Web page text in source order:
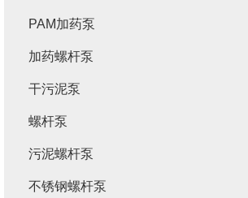
PAM加药泵
加药螺杆泵
干污泥泵
螺杆泵
污泥螺杆泵
不锈钢螺杆泵